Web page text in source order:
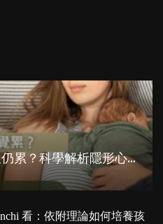
母
職疲勞：為何睡久仍累？科學解析隱形心理負擔
看：依附理論如何培養孩